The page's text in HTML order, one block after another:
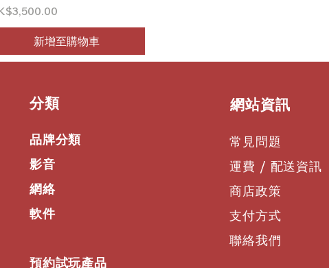
新增至購物車
​分類
品牌分類
影音
網絡
軟件
預約試玩產品
​網站資訊
常見問題
運費 / 配送資訊
商店政策
支付方式
聯絡我們